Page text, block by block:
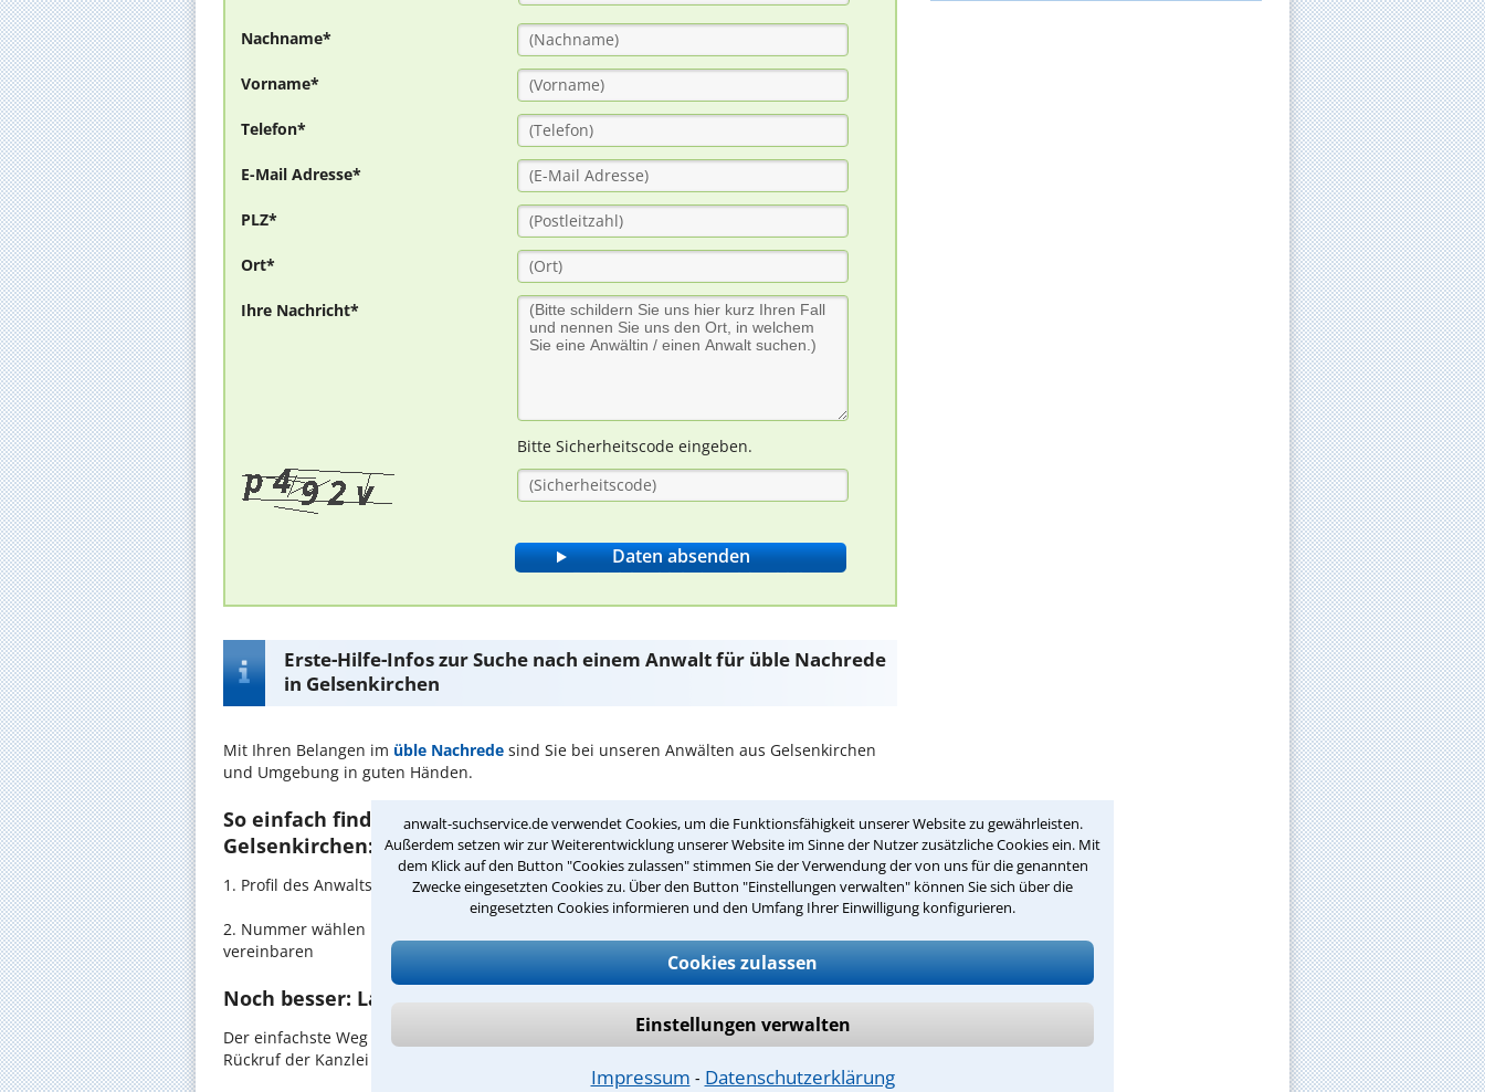
anwalt-suchservice.de verwendet Cookies, um die Funktionsfähigkeit unserer Website zu gewährleisten.
Außerdem setzen wir zur Weiterentwicklung unserer Website im Sinne der Nutzer zusätzliche Cookies ein. Mit
dem Klick auf den Button "Cookies zulassen" stimmen Sie der Verwendung der von uns für die genannten
Zwecke eingesetzten Cookies zu. Über den Button "Einstellungen verwalten" können Sie sich über die
eingesetzten Cookies informieren und den Umfang Ihrer Einwilligung konfigurieren.
Cookies zulassen
Einstellungen verwalten
Impressum ⁃ Datenschutzerklärung
Nachname*
Vorname*
Telefon*
E-Mail Adresse*
PLZ*
Ort*
Ihre Nachricht*
Bitte Sicherheitscode eingeben.
Erste-Hilfe-Infos zur Suche nach einem Anwalt für üble Nachrede
in Gelsenkirchen
Mit Ihren Belangen im üble Nachrede sind Sie bei unseren Anwälten aus Gelsenkirchen
und Umgebung in guten Händen.
So einfach finden Sie den passenden Anwalt für üble Nachrede in
Gelsenkirchen:
1. Profil des Anwalts für üble Nachrede in Ihrer Umgebung auswählen
2. Nummer wählen und direkt mit der Kanzlei in Gelsenkirchen einen Beratungstermin
vereinbaren
Noch besser: Lassen Sie sich zurückrufen
Der einfachste Weg zum Anwalt in Gelsenkirchen ist es, über unser Kontaktformular einen
Rückruf der Kanzlei anzufordern - probieren Sie es gleich aus.